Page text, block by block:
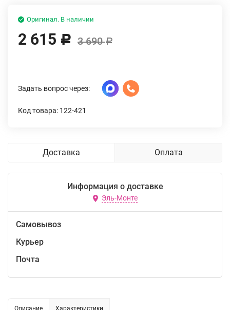
Оригинал. В наличии
2 615 Р 3 690Р
Задать вопрос через:
Код товара: 122-421
Доставка Оплата
Информация о доставке
Эль-Монте
Самовывоз
Курьер
Почта
Описание Характеристики